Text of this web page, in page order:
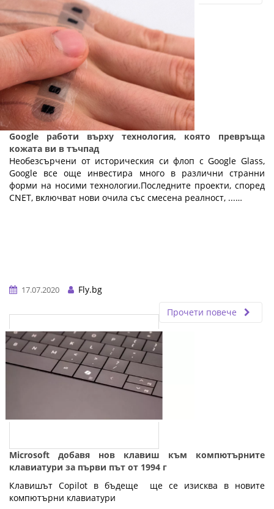
Google работи върху технология, която превръща
кожата ви в тъчпад
Необезсърчени от историческия си флоп с Google Glass,
Google все още инвестира много в различни странни
форми на носими технологии.Последните проекти, според
CNET, включват нови очила със смесена реалност, ...…
17.07.2020
Fly.bg
Прочети повече
Microsoft добавя нов клавиш към компютърните
клавиатури за първи път от 1994 г
Клавишът Copilot в бъдеще ще се изисква в новите
компютърни клавиатури